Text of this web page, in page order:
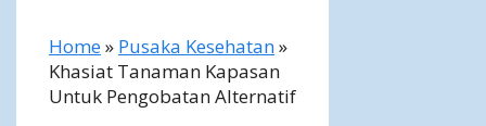
Home» Pusaka Kesehatan»
Khasiat Tanaman Kapasan
Untuk Pengobatan Alternatif